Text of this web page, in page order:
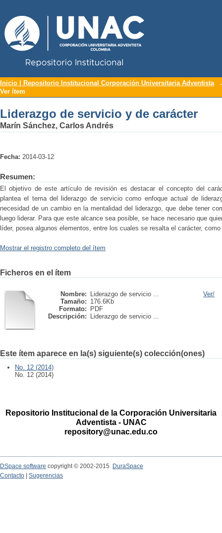
Liderazgo de servicio y de carácter
Inicio | Repositorio Institucional Corporación Universitaria Adventista
Ver ítem
Liderazgo de servicio y de carácter
Marín Sánchez, Carlos Andrés
Fecha: 2014-03-12
Resumen:
El objetivo de este artículo de revisión es destacar el concepto del
plantea el tema del liderazgo de servicio como enfoque actual de
necesidad de un cambio en la mentalidad del liderazgo, que debe tener
luego liderar. Para que este alcance sea posible, se hace necesario que
líder, posea algunos elementos, entre los cuales se resalta el carácter,
Mostrar el registro completo del ítem
Ficheros en el ítem
Nombre:
Liderazgo de servicio ...
Tamaño: 176.6Kb
Formato:
PDF
Descripción:
Liderazgo de servicio ...
Ver/
Este ítem aparece en la(s) siguiente(s) colección(ones)
No. 12 (2014)
No. 12 (2014)
Repositorio Institucional de la Corporación Universitaria
Adventista - UNAC
repository@unac.edu.co
DSpace software copyright © 2002-2015
DuraSpace
Contacto
Sugerencias